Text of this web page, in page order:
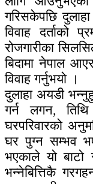
गरिसकेपछि
विवाह दर्ताको
रोजगारीका
बिदामा नेपाल
विवाह गर्नुभयो ।
दुलाहा अयडी
गर्न लगन,
घरपरिवारको
घर पुग्न सम्भव
भएकाले यो
भन्नेबित्तिकै